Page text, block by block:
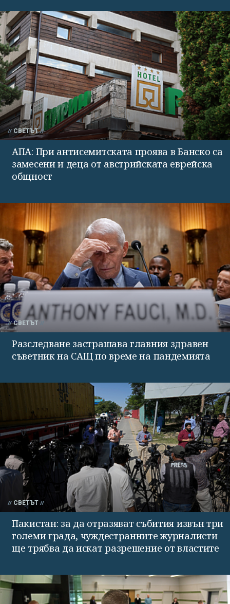
СВЕТЪТ
АПА: При антисемитската проява в Банско са
замесени и деца от австрийската еврейска
общност
СВЕТЪТ
Разследване застрашава главния здравен
съветник на САЩ по време на пандемията
СВЕТЪТ
Пакистан: за да отразяват събития извън три
големи града, чуждестранните журналисти
ще трябва да искат разрешение от властите